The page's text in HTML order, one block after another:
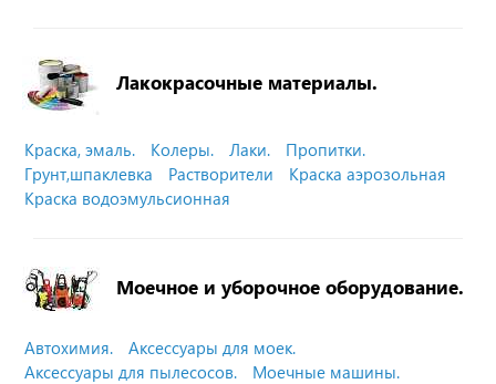
Лакокрасочные материалы.
Краска, эмаль. Колеры. Лаки.
Пропитки.
Грунт,шпаклевка
Растворители
Краска аэрозольная
Краска водоэмульсионная
Моечное и уборочное оборудование.
Автохимия.
Аксессуары для моек.
Аксессуары для пылесосов.
Моечные машины.